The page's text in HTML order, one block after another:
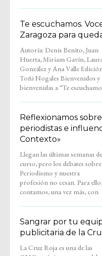
Te escuchamos.
Zaragoza para
Autoría: Denis Benito, Juan
Huerta, Miriam Gavín,
González y Ana Valle Edición:
Toñi Nogales Bienvenidos y
bienvenidas a “Te
Voces de quienes llegaron a
Zaragoza para quedarse”.
espacio tranquilo, hecho para
escuchar sin prisas y
Reflexionamos
periodistas e
Contexto»
Llegan las últimas semanas
curso, pero los debates sobre
Periodismo y nuestra
profesión no cesan. Para ello,
contamos, una vez más, con
nuestro propio podcast
#Entremedios. Laura Jiménez,
Adriana Pérez, Gisela de Mur
Sangrar por tu
publicitaria de la
La Cruz Roja es una de las
personas en el mundo, pero